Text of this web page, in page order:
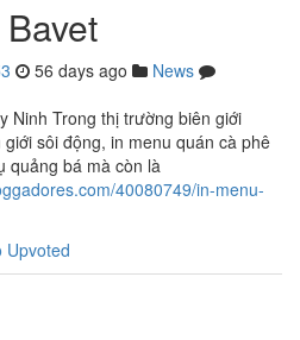
56 days ago
News
Ninh Trong thị trường biên giới
sôi động, in menu quán cà phê
quảng bá mà còn là
40080749/in-menu-
Upvoted